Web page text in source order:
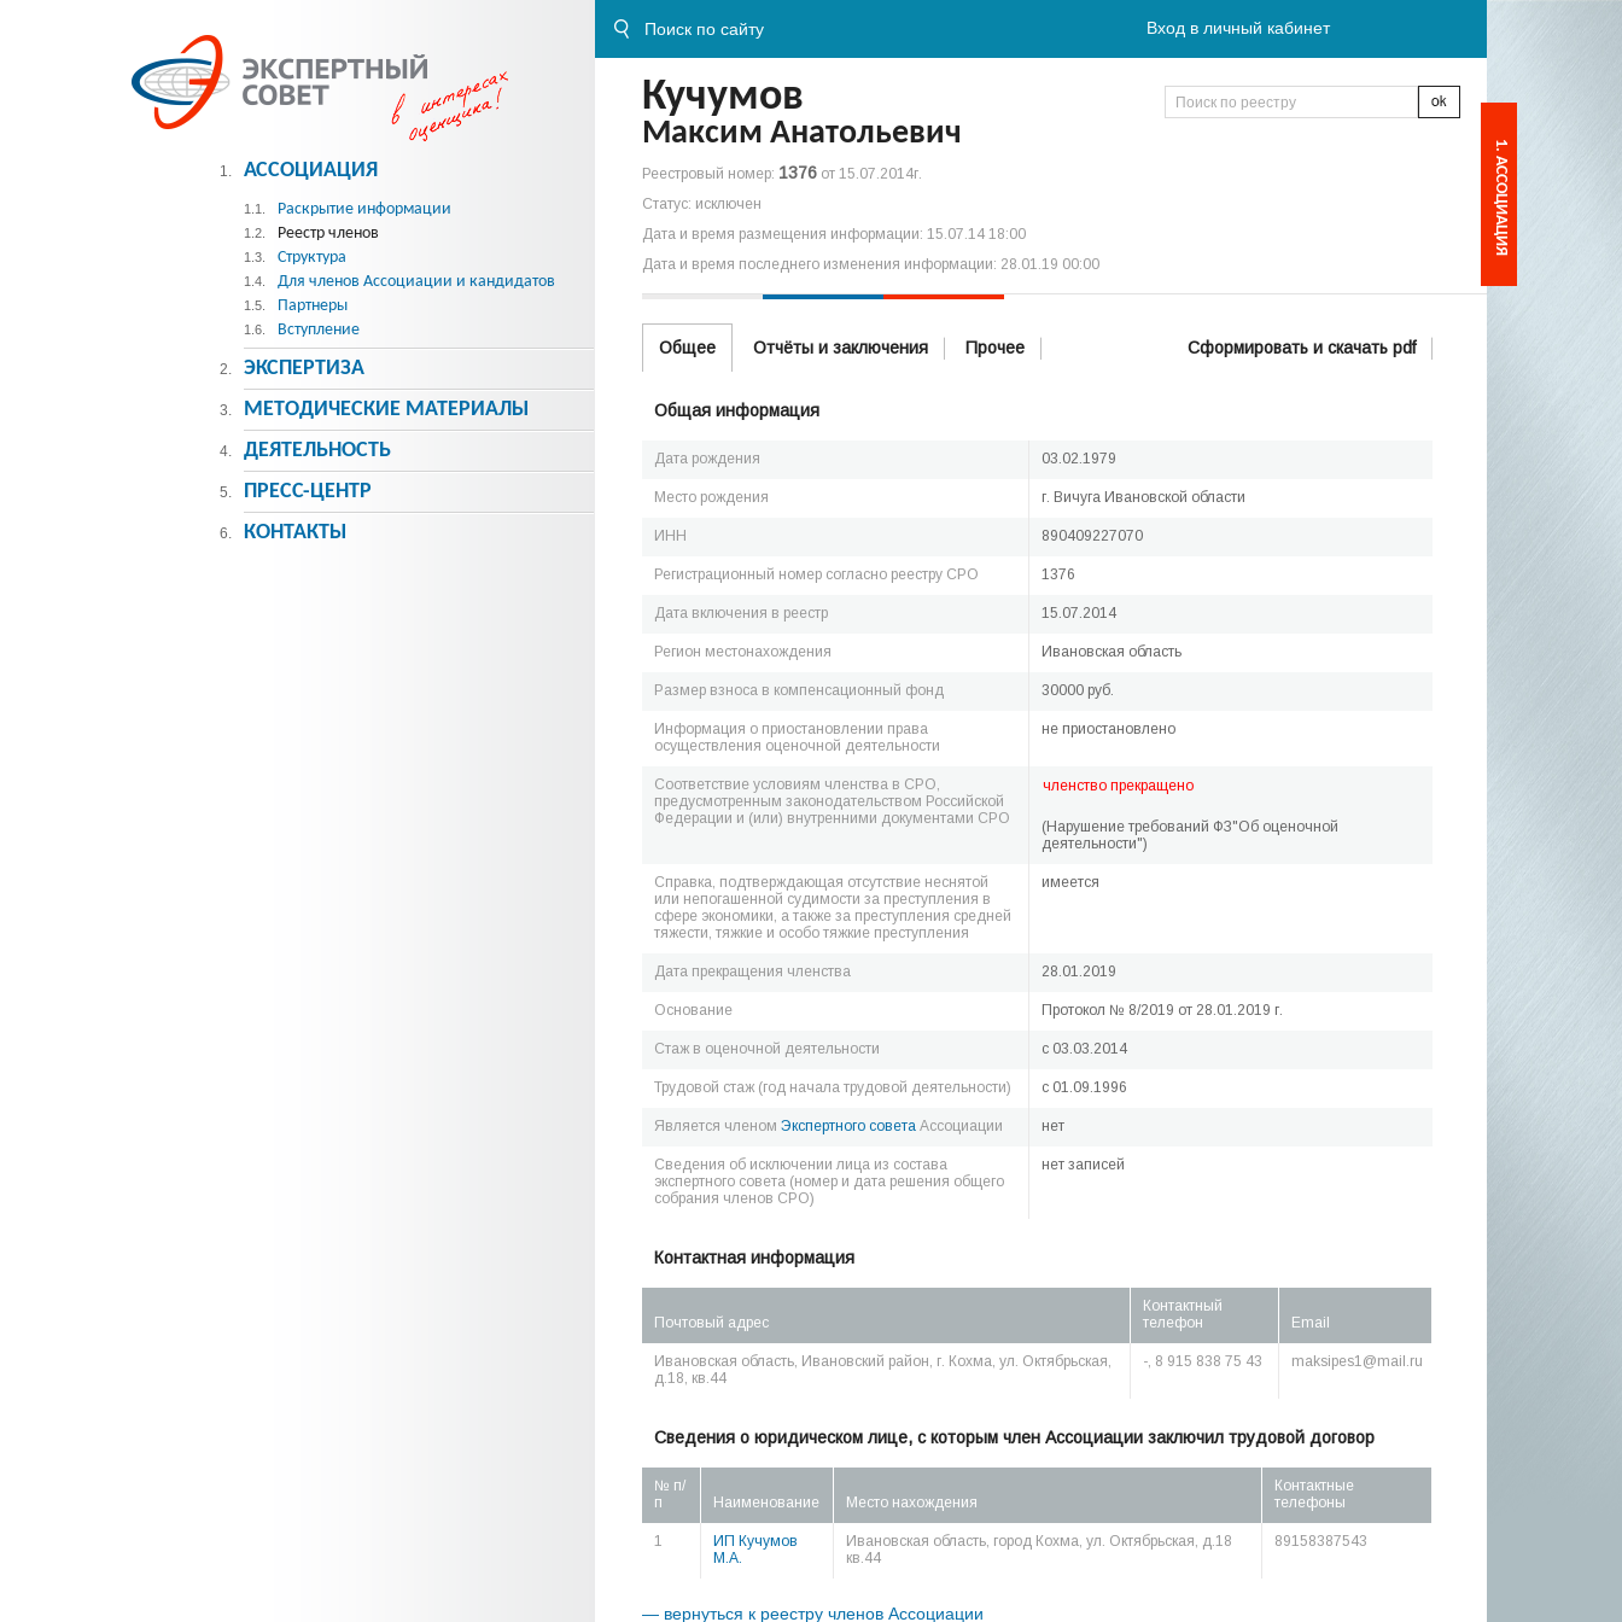
Вход в личный кабинет
Кучумов
Максим Анатольевич
Реестровый номер: 1376 от 15.07.2014г.
Статус: исключен
Дата и время размещения информации: 15.07.14 18:00
Дата и время последнего изменения информации: 28.01.19 00:00
Общее Отчёты и заключения Прочее Сформировать и скачать pdf
Общая информация
Дата рождения 03.02.1979
Место рождения г. Вичуга Ивановской области
ИНН 890409227070
Регистрационный номер согласно реестру СРО 1376
Дата включения в реестр 15.07.2014
Регион местонахождения Ивановская область
Размер взноса в компенсационный фонд 30000 руб.
Информация о приостановлении права
осуществления оценочной деятельности
не приостановлено
Соответствие условиям членства в СРО,
предусмотренным законодательством Российской
Федерации и (или) внутренними документами СРО
членство прекращено
(Нарушение требований ФЗ"Об оценочной
деятельности")
Справка, подтверждающая отсутствие неснятой
или непогашенной судимости за преступления в
сфере экономики, а также за преступления средней
тяжести, тяжкие и особо тяжкие преступления
имеется
Дата прекращения членства 28.01.2019
Основание Протокол № 8/2019 от 28.01.2019 г.
Стаж в оценочной деятельности c 03.03.2014
Трудовой стаж (год начала трудовой деятельности) c 01.09.1996
Является членом Экспертного совета Ассоциации нет
Сведения об исключении лица из состава
экспертного совета (номер и дата решения общего
собрания членов СРО)
нет записей
Контактная информация
Почтовый адрес
Контактный
телефон
Email
Ивановская область, Ивановский район, г. Кохма, ул. Октябрьская,
д.18, кв.44
-, 8 915 838 75 43 maksipes1@mail.ru
Сведения о юридическом лице, с которым член Ассоциации заключил трудовой договор
№ п/
п
Наименование Место нахождения
Контактные
телефоны
1
ИП Кучумов
М.А.
Ивановская область, город Кохма, ул. Октябрьская, д.18
кв.44
89158387543
— вернуться к реестру членов Ассоциации
1. АССОЦИАЦИЯ
1.1. Раскрытие информации
1.2. Реестр членов
1.3. Структура
1.4. Для членов Ассоциации и кандидатов
1.5. Партнеры
1.6. Вступление
2. ЭКСПЕРТИЗА
3. МЕТОДИЧЕСКИE МАТЕРИАЛЫ
4. ДЕЯТЕЛЬНОСТЬ
5. ПРЕСС-ЦЕНТР
6. КОНТАКТЫ
1. АССОЦИАЦИЯ